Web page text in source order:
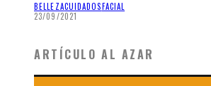
BELLEZACUIDADOSFACIAL
23/09/2021
ARTÍCULO AL AZAR